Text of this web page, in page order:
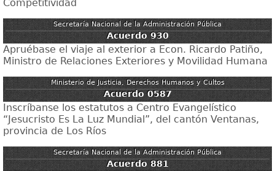
Competitividad
Secretaría Nacional de la Administración Pública
Acuerdo 930
Apruébase el viaje al exterior a Econ. Ricardo Patiño,
Ministro de Relaciones Exteriores y Movilidad Humana
Ministerio de Justicia, Derechos Humanos y Cultos
Acuerdo 0587
Inscríbanse los estatutos a Centro Evangelístico
“Jesucristo Es La Luz Mundial”, del cantón Ventanas,
provincia de Los Ríos
Secretaría Nacional de la Administración Pública
Acuerdo 881